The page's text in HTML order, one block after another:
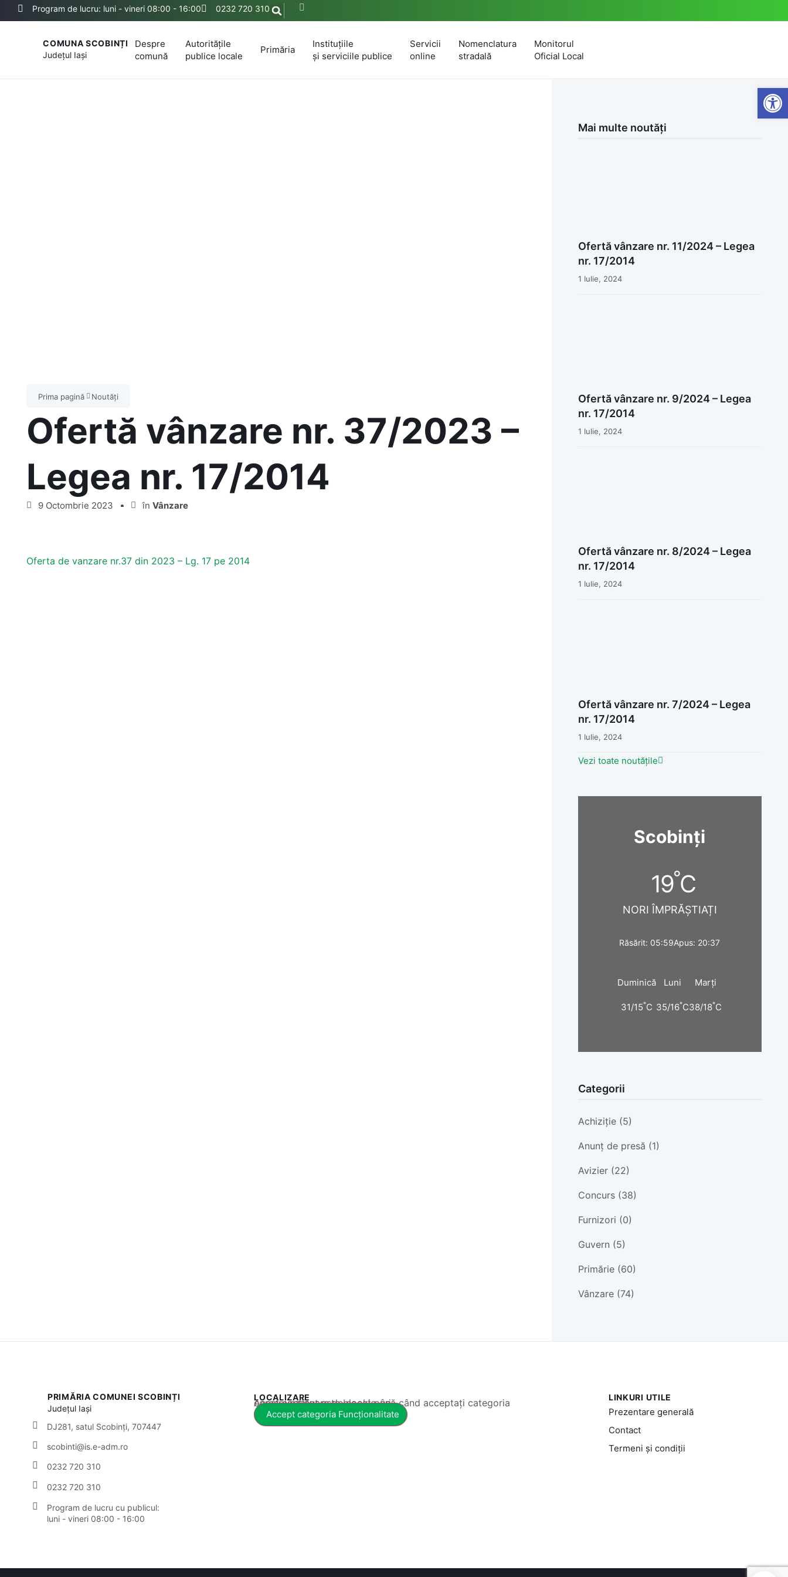
Program de lucru: luni - vineri 08:00 - 16:00 0232 720 310
COMUNA SCOBINȚI
Județul Iași
Despre
comună
Autoritățile
publice locale
Primăria
Instituțiile
și serviciile publice
Servicii
online
Nomenclatura
stradală
Monitorul
Oficial Local
Prima pagină Noutăți
Ofertă vânzare nr. 37/2023 –
Legea nr. 17/2014
9 Octombrie 2023 în Vânzare
Oferta de vanzare nr.37 din 2023 – Lg. 17 pe 2014
Mai multe noutăți
Ofertă vânzare nr. 11/2024 – Legea
nr. 17/2014
1 Iulie, 2024
Ofertă vânzare nr. 9/2024 – Legea
nr. 17/2014
1 Iulie, 2024
Ofertă vânzare nr. 8/2024 – Legea
nr. 17/2014
1 Iulie, 2024
Ofertă vânzare nr. 7/2024 – Legea
nr. 17/2014
1 Iulie, 2024
Vezi toate noutățile
Scobinți
19°C
NORI ÎMPRĂȘTIAȚI
Răsărit: 05:59Apus: 20:37
Duminică
31/15°C
Luni
35/16°C
Marți
38/18°C
Categorii
Achiziție (5)
Anunț de presă (1)
Avizier (22)
Concurs (38)
Furnizori (0)
Guvern (5)
Primărie (60)
Vânzare (74)
PRIMĂRIA COMUNEI SCOBINȚI
Județul Iași
DJ281, satul Scobinți, 707447
scobinti@is.e-adm.ro
0232 720 310
0232 720 310
Program de lucru cu publicul:
luni - vineri 08:00 - 16:00
LOCALIZARE
Acest conținut este blocat până când acceptați categoria corespunzătoare de cookie-uri.
Accept categoria Funcționalitate
LINKURI UTILE
Prezentare generală
Contact
Termeni și condiții